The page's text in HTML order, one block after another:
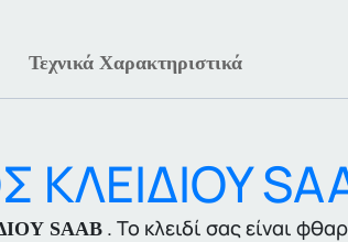
Τεχνικά Χαρακτηριστικά
ΚΛΕΙΔΙΟΥ
SAAB. Το κλειδί σας είναι